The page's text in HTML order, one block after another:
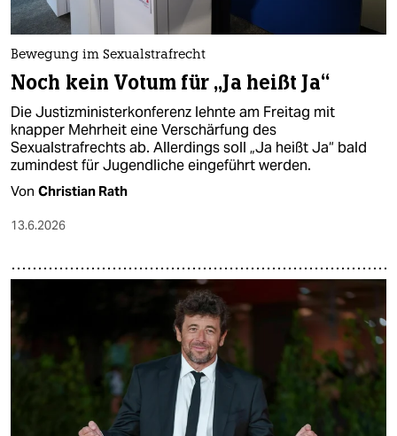
Bewegung im Sexualstrafrecht
Noch kein Votum für „Ja heißt Ja“
Die Justizministerkonferenz lehnte am Freitag mit
knapper Mehrheit eine Verschärfung des
Sexualstrafrechts ab. Allerdings soll „Ja heißt Ja“ bald
zumindest für Jugendliche eingeführt werden.
Von Christian Rath
13.6.2026